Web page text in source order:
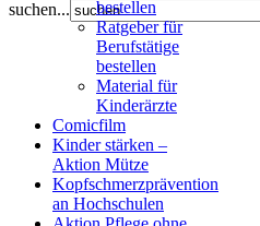
suchen...
bestellen
Ratgeber für
Berufstätige
bestellen
Material für
Kinderärzte
Comicfilm
Kinder stärken –
Aktion Mütze
Kopfschmerzprävention
an Hochschulen